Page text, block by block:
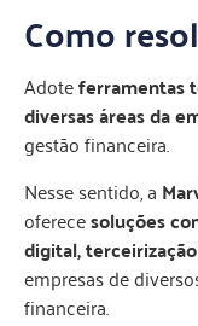
Como
Adoteferramentas
diversas áreas da
gestão financeira.
Nesse sentido, a
oferecesoluções
digital,
empresas de
financeira.